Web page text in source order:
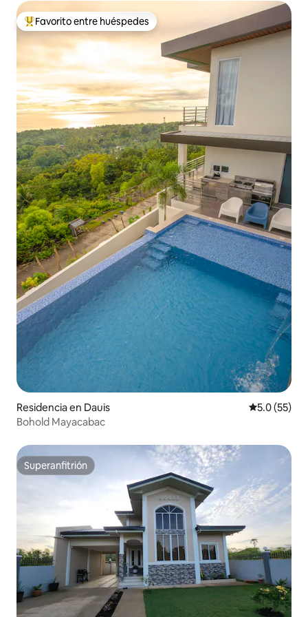
De los mejores en Favorito entre huéspedes
Favorito entre huéspedes
Residencia en Dauis Calificación
5.0 (55)
Bohold Mayacabac
Superanfitrión
Superanfitrión